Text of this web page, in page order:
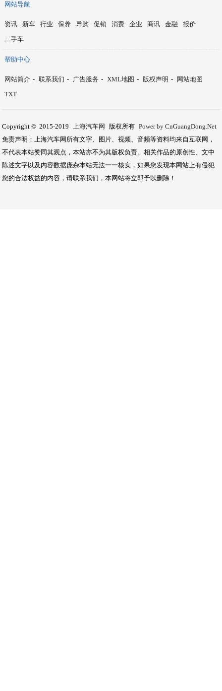
网站导航
资讯 新车 行业 保养 导购 促销 消费 企业 商讯 金融
报价
二手车
帮助中心
网站简介 - 联系我们 - 广告服务 - XML地图 - 版权声明 -
网站地图
TXT
Copyright © 2015-2019 上海汽车网 版权所有 Power by CnGuangDong.Net
免责声明：上海汽车网所有文字、图片、视频、音频等资料均来自互联网，
不代表本站赞同其观点，本站亦不为其版权负责。相关作品的原创性、文中
陈述文字以及内容数据庞杂本站无法一一核实，如果您发现本网站上有侵犯
您的合法权益的内容，请联系我们，本网站将立即予以删除！